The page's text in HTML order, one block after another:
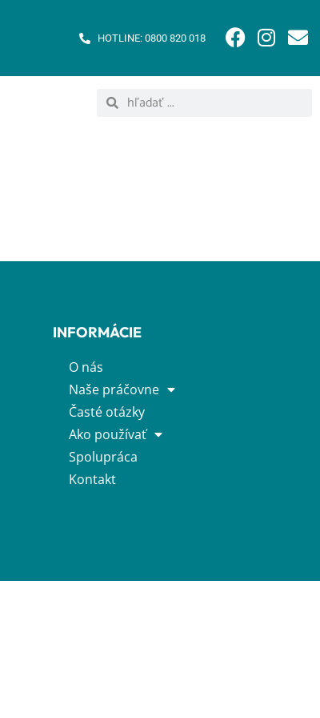
HOTLINE: 0800 820 018
INFORMÁCIE
O nás
Naše práčovne
Časté otázky
Ako používať
Spolupráca
Kontakt